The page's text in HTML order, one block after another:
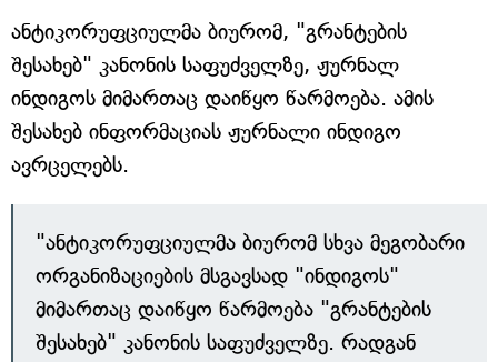
ანტიკორუფციულმა ბიურომ, "გრანტების
შესახებ" კანონის საფუძველზე, ჟურნალ
ინდიგოს მიმართაც დაიწყო წარმოება. ამის
შესახებ ინფორმაციას ჟურნალი ინდიგო
ავრცელებს.
"ანტიკორუფციულმა ბიურომ სხვა მეგობარი
ორგანიზაციების მსგავსად "ინდიგოს"
მიმართაც დაიწყო წარმოება "გრანტების
შესახებ" კანონის საფუძველზე. რადგან